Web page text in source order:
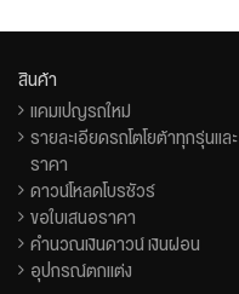
สินค้า
แคมเปญรถใหม่
รายละเอียดรถโตโยต้าทุกรุ่นและ
ราคา
ดาวน์โหลดโบรชัวร์
ขอใบเสนอราคา
คำนวณเงินดาวน์ เงินผ่อน
อุปกรณ์ตกแต่ง